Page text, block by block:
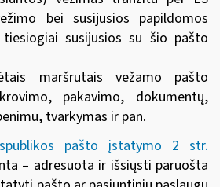
bei susijusios papildomos
susijusios su šio pašto
maršrutais vežamo pašto
pakavimo, dokumentų,
tvarkymas ir pan.
pašto įstatymo 2 str.
– adresuota ir išsiųsti paruošta